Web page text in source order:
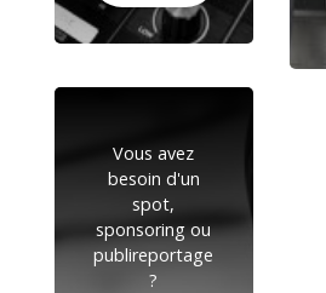
Vous avez
besoin d'un
spot,
sponsoring ou
publireportage
?